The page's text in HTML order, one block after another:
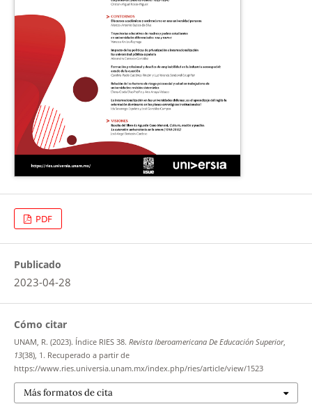
PDF
Publicado
2023-04-28
Cómo citar
UNAM, R. (2023). Índice RIES 38. Revista Iberoamericana De Educación Superior,
13(38), 1. Recuperado a partir de
https://www.ries.universia.unam.mx/index.php/ries/article/view/1523
Más formatos de cita